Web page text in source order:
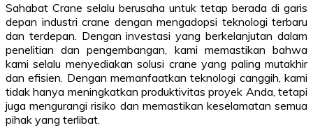
Sahabat Crane selalu berusaha untuk tetap berada di garis
depan industri crane dengan mengadopsi teknologi terbaru
dan terdepan. Dengan investasi yang berkelanjutan dalam
penelitian dan pengembangan, kami memastikan bahwa
kami selalu menyediakan solusi crane yang paling mutakhir
dan efisien. Dengan memanfaatkan teknologi canggih, kami
tidak hanya meningkatkan produktivitas proyek Anda, tetapi
juga mengurangi risiko dan memastikan keselamatan semua
pihak yang terlibat.